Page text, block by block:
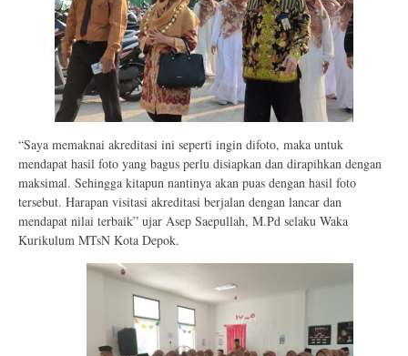
“Saya memaknai akreditasi ini seperti ingin difoto, maka untuk
mendapat hasil foto yang bagus perlu disiapkan dan dirapihkan dengan
maksimal. Sehingga kitapun nantinya akan puas dengan hasil foto
tersebut. Harapan visitasi akreditasi berjalan dengan lancar dan
mendapat nilai terbaik” ujar Asep Saepullah, M.Pd selaku Waka
Kurikulum MTsN Kota Depok.